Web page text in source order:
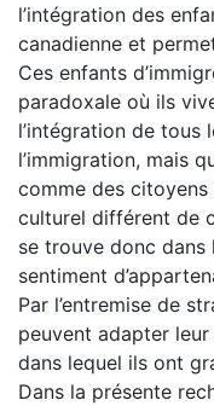
l’intégration des
canadienne et
Ces enfants
paradoxale où ils
l’intégration de tous
l’immigration, mais
comme des
culturel différent de
se trouve donc dans
sentiment
Par l’entremise de
peuvent adapter
dans lequel ils ont
Dans la présente